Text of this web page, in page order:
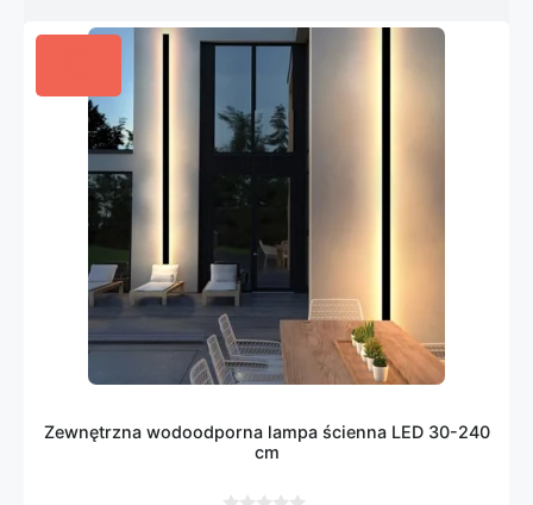
Zewnętrzna wodoodporna lampa ścienna LED 30-240
cm